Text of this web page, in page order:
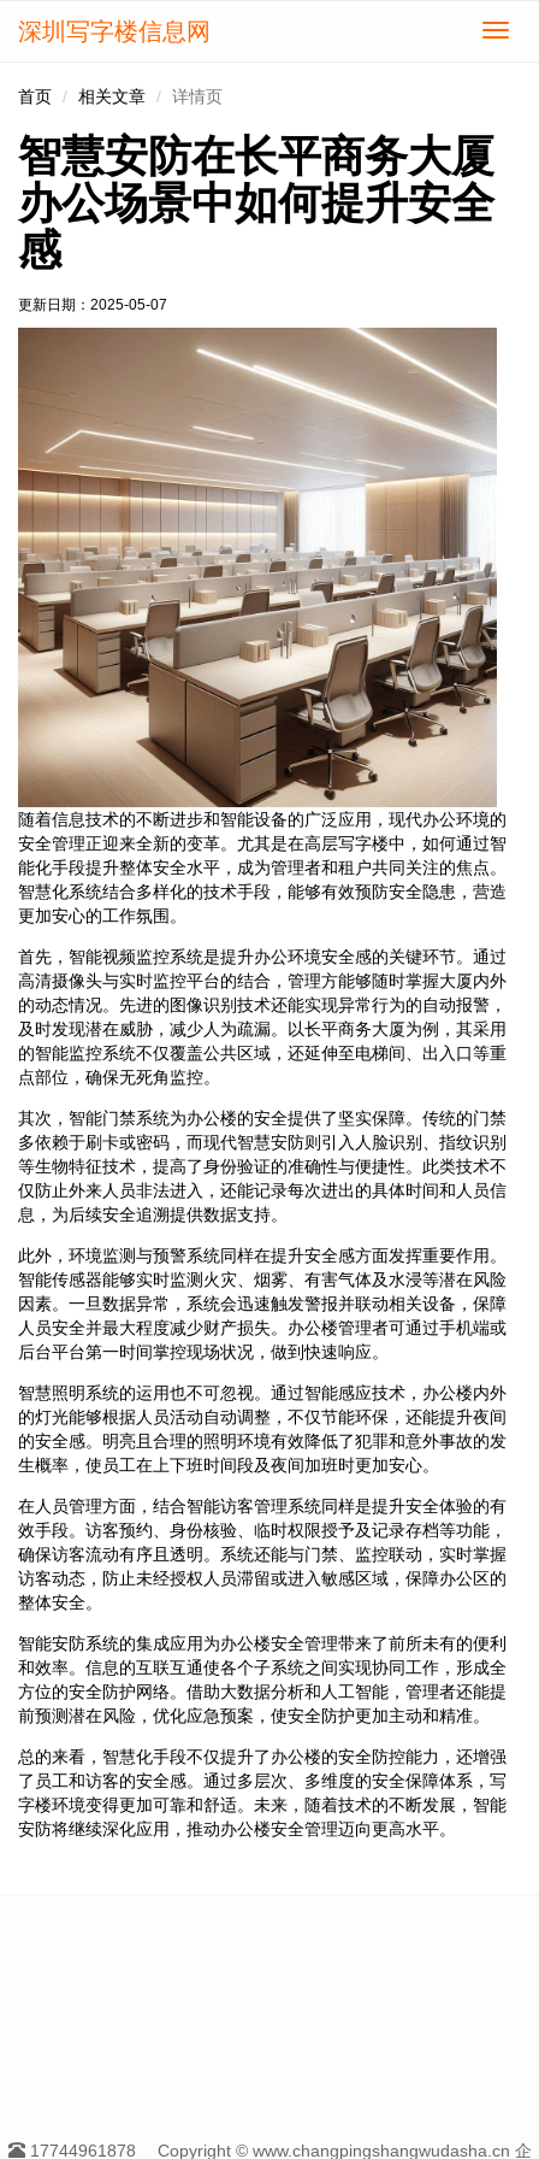
切
深圳写字楼信息网
首页 相关文章 详情页
智慧安防在长平商务大厦
办公场景中如何提升安全
感
更新日期： 2025-05-07
随着信息技术的不断进步和智能设备的广泛应用，现代办公环境的
安全管理正迎来全新的变革。尤其是在高层写字楼中，如何通过智
能化手段提升整体安全水平，成为管理者和租户共同关注的焦点。
智慧化系统结合多样化的技术手段，能够有效预防安全隐患，营造
更加安心的工作氛围。
首先，智能视频监控系统是提升办公环境安全感的关键环节。通过
高清摄像头与实时监控平台的结合，管理方能够随时掌握大厦内外
的动态情况。先进的图像识别技术还能实现异常行为的自动报警，
及时发现潜在威胁，减少人为疏漏。以长平商务大厦为例，其采用
的智能监控系统不仅覆盖公共区域，还延伸至电梯间、出入口等重
点部位，确保无死角监控。
其次，智能门禁系统为办公楼的安全提供了坚实保障。传统的门禁
多依赖于刷卡或密码，而现代智慧安防则引入人脸识别、指纹识别
等生物特征技术，提高了身份验证的准确性与便捷性。此类技术不
仅防止外来人员非法进入，还能记录每次进出的具体时间和人员信
息，为后续安全追溯提供数据支持。
此外，环境监测与预警系统同样在提升安全感方面发挥重要作用。
智能传感器能够实时监测火灾、烟雾、有害气体及水浸等潜在风险
因素。一旦数据异常，系统会迅速触发警报并联动相关设备，保障
人员安全并最大程度减少财产损失。办公楼管理者可通过手机端或
后台平台第一时间掌控现场状况，做到快速响应。
智慧照明系统的运用也不可忽视。通过智能感应技术，办公楼内外
的灯光能够根据人员活动自动调整，不仅节能环保，还能提升夜间
的安全感。明亮且合理的照明环境有效降低了犯罪和意外事故的发
生概率，使员工在上下班时间段及夜间加班时更加安心。
在人员管理方面，结合智能访客管理系统同样是提升安全体验的有
效手段。访客预约、身份核验、临时权限授予及记录存档等功能，
确保访客流动有序且透明。系统还能与门禁、监控联动，实时掌握
访客动态，防止未经授权人员滞留或进入敏感区域，保障办公区的
整体安全。
智能安防系统的集成应用为办公楼安全管理带来了前所未有的便利
和效率。信息的互联互通使各个子系统之间实现协同工作，形成全
方位的安全防护网络。借助大数据分析和人工智能，管理者还能提
前预测潜在风险，优化应急预案，使安全防护更加主动和精准。
总的来看，智慧化手段不仅提升了办公楼的安全防控能力，还增强
了员工和访客的安全感。通过多层次、多维度的安全保障体系，写
字楼环境变得更加可靠和舒适。未来，随着技术的不断发展，智能
安防将继续深化应用，推动办公楼安全管理迈向更高水平。
17744961878 Copyright © www.changpingshangwudasha.cn 企